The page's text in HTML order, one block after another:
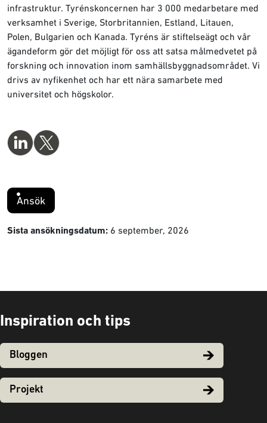
infrastruktur. Tyrénskoncernen har 3 000 medarbetare med
verksamhet i Sverige, Storbritannien, Estland, Litauen,
Polen, Bulgarien och Kanada. Tyréns är stiftelseägt och vår
ägandeform gör det möjligt för oss att satsa målmedvetet på
forskning och innovation inom samhällsbyggnadsområdet. Vi
drivs av nyfikenhet och har ett nära samarbete med
universitet och högskolor.
Ansök
Sista ansökningsdatum: 6 september, 2026
Inspiration och tips
Bloggen
Projekt